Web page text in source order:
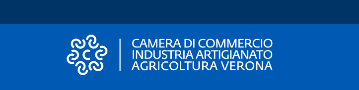
Camera di Commercio di Verona